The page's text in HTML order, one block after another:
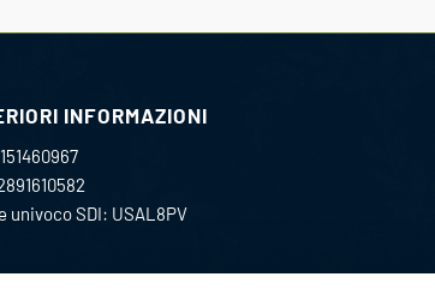
INFORMAZIONI
univoco SDI: USAL8PV